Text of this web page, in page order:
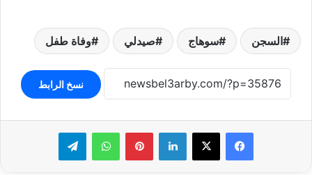
السجن سوهاج صيدلي وفاة طفل
نسخ الرابط
لينكدإن بينتيريستواتساب تيلقرام